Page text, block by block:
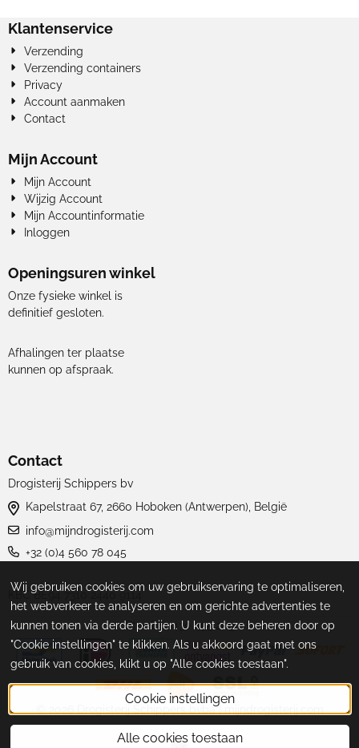
Klantenservice
Verzending
Verzending containers
Privacy
Account aanmaken
Contact
Mijn Account
Mijn Account
Wijzig Account
Mijn Accountinformatie
Inloggen
Openingsuren winkel
Onze fysieke winkel is
definitief gesloten.
Afhalingen ter plaatse
kunnen op afspraak.
Contact
Drogisterij Schippers bv
Kapelstraat 67, 2660 Hoboken (Antwerpen), België
info@mijndrogisterij.com
+32 (0)4 560 78 045
KBC BE94 7310 2440 9114
Btw: BE0430.495.205
©2026Drogisterij Schippers bvba | mijndrogisterij.com
Wij gebruiken cookies om uw gebruikservaring te optimaliseren,
het webverkeer te analyseren en om gerichte advertenties te
kunnen tonen via derde partijen. U kunt deze beheren door op
"Cookie instellingen" te klikken. Als u akkoord gaat met ons
gebruik van cookies, klikt u op "Alle cookies toestaan".
Cookie instellingen
Alle cookies toestaan